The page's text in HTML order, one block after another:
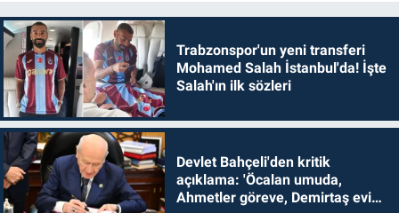
Trabzonspor'un yeni transferi
Mohamed Salah İstanbul'da! İşte
Salah'ın ilk sözleri
Devlet Bahçeli'den kritik
açıklama: 'Öcalan umuda,
Ahmetler göreve, Demirtaş evine